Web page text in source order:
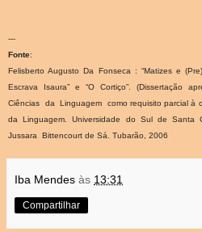
---
Fonte:
Felisberto Augusto Da Fonseca : “Matizes e
Escrava Isaura” e “O Cortiço”. (Dissertação
Ciências da Linguagem como requisito parcial à
da Linguagem. Universidade do Sul de Santa
Jussara Bittencourt de Sá. Tubarão, 2006
Iba Mendes às 13:31
Compartilhar